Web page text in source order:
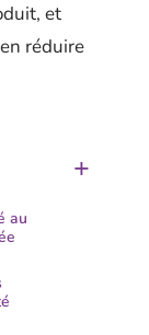
et
réduire
au